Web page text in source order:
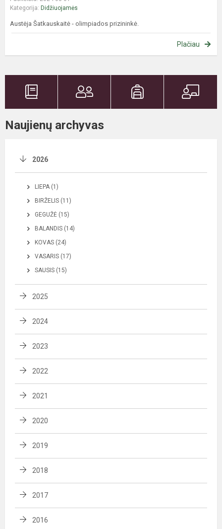
Kategorija: Didžiuojamės
Austėja Šatkauskaitė - olimpiados prizininkė.
Plačiau
Naujienų archyvas
2026
LIEPA (1)
BIRŽELIS (11)
GEGUŽĖ (15)
BALANDIS (14)
KOVAS (24)
VASARIS (17)
SAUSIS (15)
2025
2024
2023
2022
2021
2020
2019
2018
2017
2016